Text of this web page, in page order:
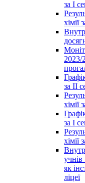
за І
хімії
2023/
за ІІ
хімії
за І
хімії
учнів
як
ліцеї